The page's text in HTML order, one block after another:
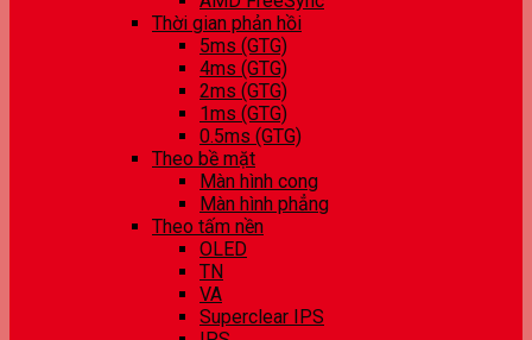
Thời gian phản hồi
5ms (GTG)
4ms (GTG)
2ms (GTG)
1ms (GTG)
0.5ms (GTG)
Theo bề mặt
Màn hình cong
Màn hình phẳng
Theo tấm nền
OLED
TN
VA
Superclear IPS